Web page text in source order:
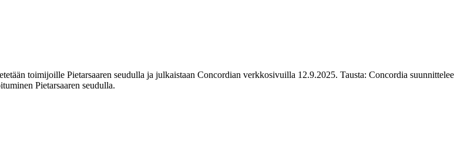
toimijoille Pietarsaaren seudulla ja julkaistaan Concordian verkkosivuilla 12.9.2025. Tausta: Concordia suunnittelee
Pietarsaaren seudulla.